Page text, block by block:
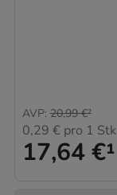
17,64 €¹
AVP: 20,99 €²
0,29 € pro 1 Stk